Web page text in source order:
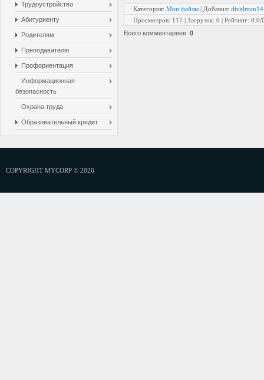
Трудоустройство
Абитуриенту
Родителям
Преподавателю
Профориентация
Информационная
безопасность
Охрана труда
Образовательный кредит
Категория: Мои файлы | Добавил: divelman14
Просмотров: 117 | Загрузок: 0 | Рейтинг: 0.0/
Всего комментариев: 0
COPYRIGHT MYCORP © 2026